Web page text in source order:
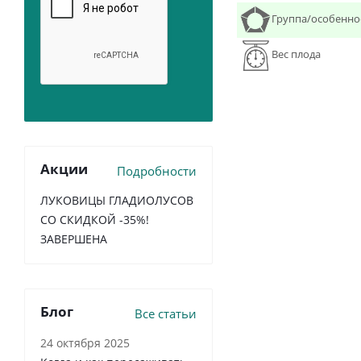
Группа/
Вес плода
Акции Подробности
ЛУКОВИЦЫ ГЛАДИОЛУСОВ
СО СКИДКОЙ -35%!
ЗАВЕРШЕНА
Блог Все статьи
24 октября 2025